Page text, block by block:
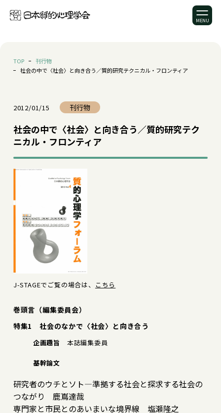
TOP
刊行物
社会の中で〈社会〉と向き合う／質的研究テクニカル・フロンティア
2012/01/15 刊行物
社会の中で〈社会〉と向き合う／質的研究テク
ニカル・フロンティア
J-STAGEでご覧の場合は、 こちら
巻頭言（編集委員会）
特集1 社会のなかで〈社会〉と向き合う
企画趣旨 本誌編集委員
基幹論文
研究者のウチとソト―準拠する社会と探求する社会の
つながり 鹿嶌達哉
専門家と市民とのあいまいな境界線 塩瀬隆之